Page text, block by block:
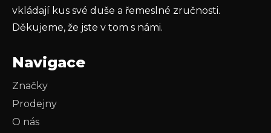
vkládají kus své duše a řemeslné zručnosti.
Děkujeme, že jste v tom s námi.
Navigace
Značky
Prodejny
O nás